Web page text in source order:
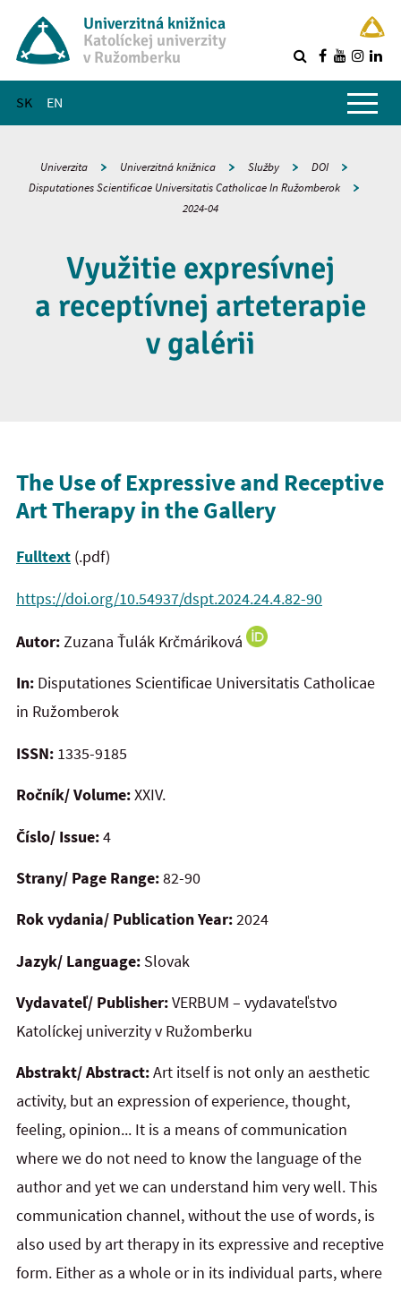
Univerzitná knižnica
Katolíckej univerzity
v Ružomberku
SK EN
Hlavné menu
Univerzita Univerzitná knižnica Služby
DOI
Disputationes Scientificae Universitatis Catholicae In Ružomberok
2024-04
Využitie expresívnej
a receptívnej arteterapie
v galérii
The Use of Expressive and Receptive
Art Therapy in the Gallery
Fulltext (.pdf)
https://doi.org/10.54937/dspt.2024.24.4.82-90
Autor:Zuzana Ťulák Krčmáriková
In: Disputationes Scientificae Universitatis Catholicae
in Ružomberok
ISSN: 1335-9185
Ročník/ Volume:XXIV.
Číslo/ Issue:4
Strany/ Page Range:82-90
Rok vydania/ Publication Year:2024
Jazyk/ Language: Slovak
Vydavateľ/ Publisher:VERBUM – vydavateľstvo
Katolíckej univerzity v Ružomberku
Abstrakt/ Abstract:Art itself is not only an aesthetic
activity, but an expression of experience, thought,
feeling, opinion... It is a means of communication
where we do not need to know the language of the
author and yet we can understand him very well. This
communication channel, without the use of words, is
also used by art therapy in its expressive and receptive
form. Either as a whole or in its individual parts, where